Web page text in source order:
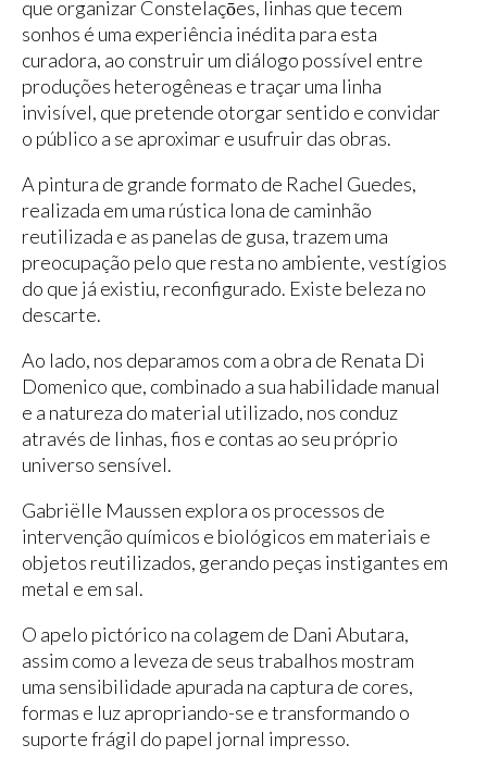
que organizar Constelaçōes, linhas que tecem
sonhos é uma experiência inédita para esta
curadora, ao construir um diálogo possível entre
produções heterogêneas e traçar uma linha
invisível, que pretende otorgar sentido e convidar
o público a se aproximar e usufruir das obras.
A pintura de grande formato de Rachel Guedes,
realizada em uma rústica lona de caminhão
reutilizada e as panelas de gusa, trazem uma
preocupação pelo que resta no ambiente, vestígios
do que já existiu, reconfigurado. Existe beleza no
descarte.
Ao lado, nos deparamos com a obra de Renata Di
Domenico que, combinado a sua habilidade manual
e a natureza do material utilizado, nos conduz
através de linhas, fios e contas ao seu próprio
universo sensível.
Gabriëlle Maussen explora os processos de
intervenção químicos e biológicos em materiais e
objetos reutilizados, gerando peças instigantes em
metal e em sal.
O apelo pictórico na colagem de Dani Abutara,
assim como a leveza de seus trabalhos mostram
uma sensibilidade apurada na captura de cores,
formas e luz apropriando-se e transformando o
suporte frágil do papel jornal impresso.